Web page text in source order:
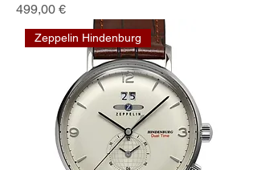
Preis
499,00 €
Zeppelin Hindenburg